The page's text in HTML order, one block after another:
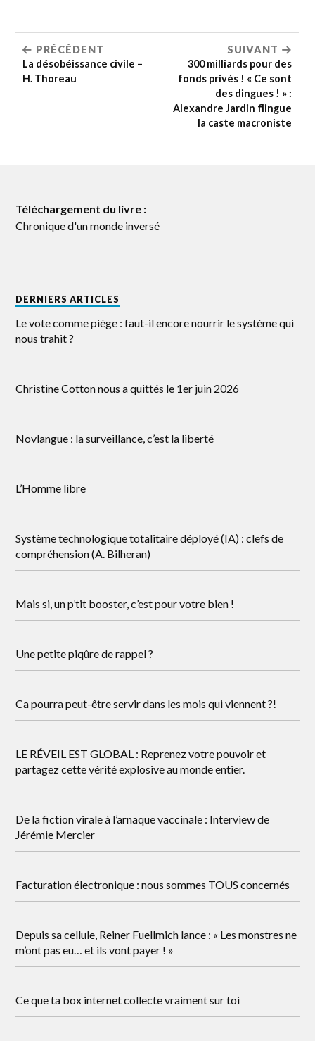
PRÉCÉDENT
La désobéissance civile –
H. Thoreau
SUIVANT
300 milliards pour des
fonds privés ! « Ce sont
des dingues ! » :
Alexandre Jardin flingue
la caste macroniste
Téléchargement du livre :
Chronique d'un monde inversé
DERNIERS ARTICLES
Le vote comme piège : faut-il encore nourrir le système qui
nous trahit ?
Christine Cotton nous a quittés le 1er juin 2026
Novlangue : la surveillance, c’est la liberté
L’Homme libre
Système technologique totalitaire déployé (IA) : clefs de
compréhension (A. Bilheran)
Mais si, un p’tit booster, c’est pour votre bien !
Une petite piqûre de rappel ?
Ca pourra peut-être servir dans les mois qui viennent ?!
LE RÉVEIL EST GLOBAL : Reprenez votre pouvoir et
partagez cette vérité explosive au monde entier.
De la fiction virale à l’arnaque vaccinale : Interview de
Jérémie Mercier
Facturation électronique : nous sommes TOUS concernés
Depuis sa cellule, Reiner Fuellmich lance : « Les monstres ne
m’ont pas eu… et ils vont payer ! »
Ce que ta box internet collecte vraiment sur toi